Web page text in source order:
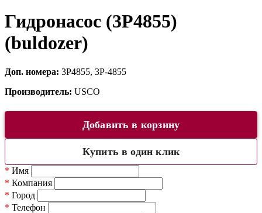
Гидронасос (3P4855)
(buldozer)
Доп. номера: 3P4855, 3P-4855
Производитель: USCO
Добавить в корзину
Купить в один клик
* Имя
* Компания
* Город
* Телефон